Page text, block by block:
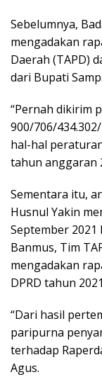
Sebelumnya,
mengadakan
Daerah (TAPD)
dari Bupati
“Pernah dikirim
900/706/
hal-hal
tahun anggaran
Sementara itu,
Husnul Yakin
September 2021
Banmus, Tim
mengadakan
DPRD tahun
“Dari hasil
paripurna
terhadap
Agus.